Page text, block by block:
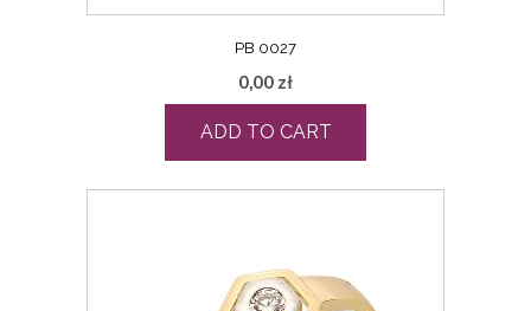
PB 0027
0,00 zł
ADD TO CART